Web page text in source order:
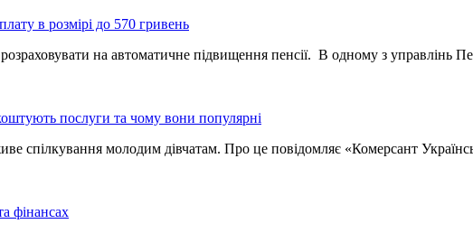
в розмірі до 570 гривень
розраховувати на автоматичне підвищення пенсії. В одному з управлінь
послуги та чому вони популярні
спілкування молодим дівчатам. Про це повідомляє «Комерсант
фінансах